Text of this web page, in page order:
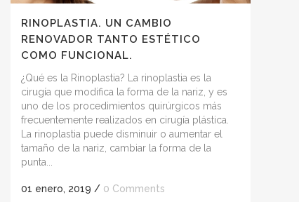
RINOPLASTIA. UN CAMBIO
RENOVADOR TANTO ESTÉTICO
COMO FUNCIONAL.
¿Qué es la Rinoplastia? La rinoplastia es la
cirugía que modifica la forma de la nariz, y es
uno de los procedimientos quirúrgicos más
frecuentemente realizados en cirugía plástica.
La rinoplastia puede disminuir o aumentar el
tamaño de la nariz, cambiar la forma de la
punta...
01 enero, 2019 / 0 Comments